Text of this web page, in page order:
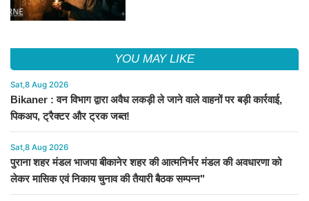
YOU MAY LIKE
Sat,8 Aug 2026
Bikaner : वन विभाग द्वारा अवैध लकड़ी ले जाने वाले वाहनों पर बड़ी कार्रवाई,
पिकअप, ट्रैक्टर और ट्रक जब्त!
Sat,8 Aug 2026
पुराना शहर मंडल भाजपा बीकानेर शहर की आत्मनिर्भर मंडल की अवधारणा को
लेकर मासिक एवं निकाय चुनाव की तैयारी बैठक सम्पन्न"